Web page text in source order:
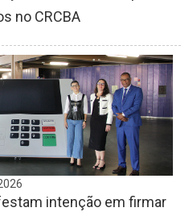
no CRCBA
intenção em firmar